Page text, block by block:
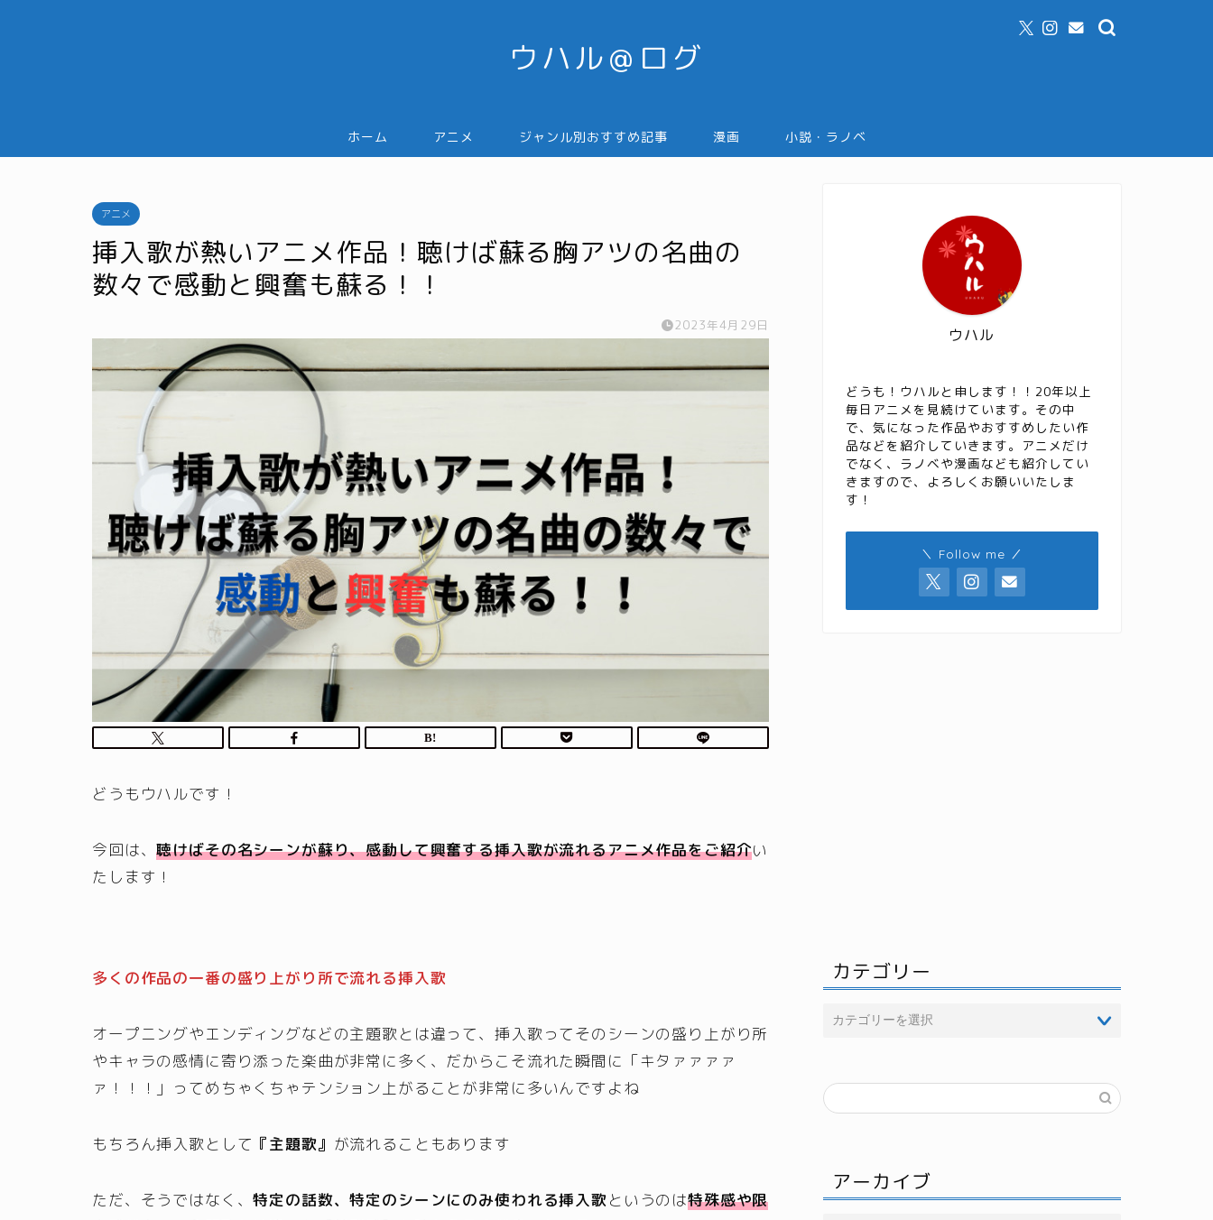
ウハル＠ログ
ホーム アニメ ジャンル別おすすめ記事 漫画 小説・ラノベ
アニメ
挿入歌が熱いアニメ作品！聴けば蘇る胸アツの名曲の
数々で感動と興奮も蘇る！！
2023年4月29日
どうもウハルです！
今回は、聴けばその名シーンが蘇り、感動して興奮する挿入歌が流れるアニメ作品をご紹介い
たします！
多くの作品の一番の盛り上がり所で流れる挿入歌
オープニングやエンディングなどの主題歌とは違って、挿入歌ってそのシーンの盛り上がり所
やキャラの感情に寄り添った楽曲が非常に多く、だからこそ流れた瞬間に「キタァァァァ
ァ！！！」ってめちゃくちゃテンション上がることが非常に多いんですよね
もちろん挿入歌として 『主題歌』 が流れることもあります
ただ、そうではなく、特定の話数、特定のシーンにのみ使われる挿入歌というのは特殊感や限
ウハル
どうも！ウハルと申します！！20年以上
毎日アニメを見続けています。その中
で、気になった作品やおすすめしたい作
品などを紹介していきます。アニメだけ
でなく、ラノベや漫画なども紹介してい
きますので、よろしくお願いいたしま
す！
＼ Follow me ／
カテゴリー
アーカイブ